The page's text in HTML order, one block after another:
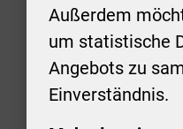
Außerdem
um statistische
Angebots zu
Einverständnis.
Stadt Aschersleben
Markt 1
06449 Aschersleben
+49 3473 958-0